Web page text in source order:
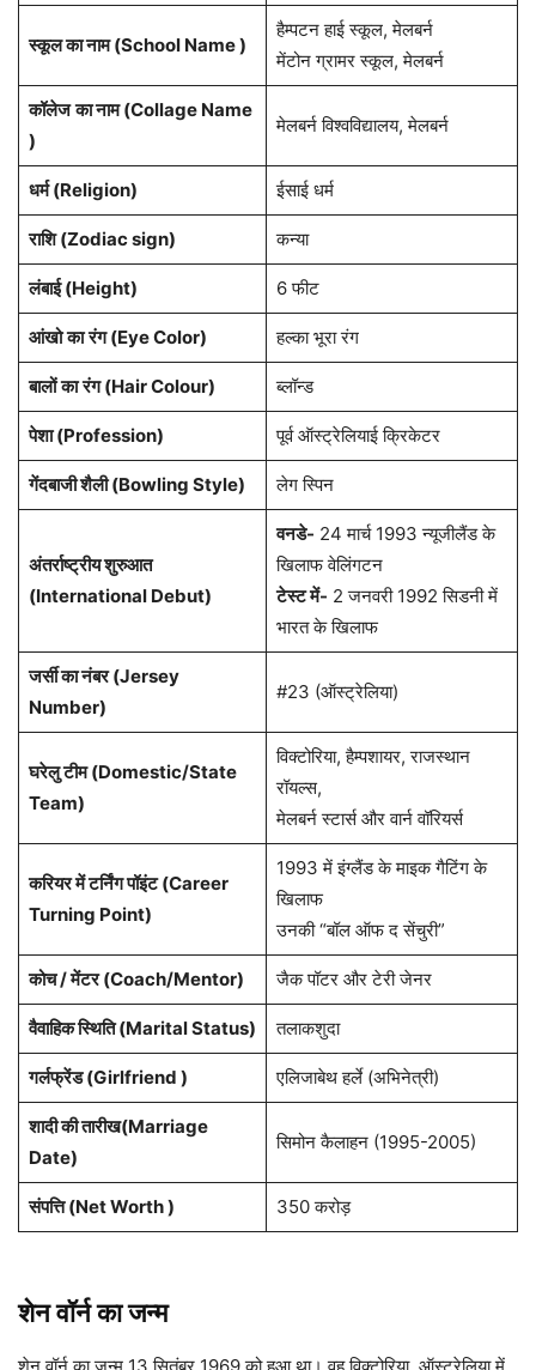
स्कूल का नाम (School Name )
हैम्पटन हाई स्कूल, मेलबर्न
मेंटोन ग्रामर स्कूल, मेलबर्न
कॉलेज का नाम (Collage Name
)
मेलबर्न विश्वविद्यालय, मेलबर्न
धर्म (Religion) ईसाई धर्म
राशि (Zodiac sign) कन्या
लंबाई (Height) 6 फीट
आंखो का रंग (Eye Color) हल्का भूरा रंग
बालों का रंग (Hair Colour) ब्लॉन्ड
पेशा (Profession) पूर्व ऑस्ट्रेलियाई क्रिकेटर
गेंदबाजी शैली (Bowling Style) लेग स्पिन
अंतर्राष्ट्रीय शुरुआत
(International Debut)
वनडे- 24 मार्च 1993 न्यूजीलैंड के
खिलाफ वेलिंगटन
टेस्ट में- 2 जनवरी 1992 सिडनी में
भारत के खिलाफ
जर्सी का नंबर (Jersey
Number)
#23 (ऑस्ट्रेलिया)
घरेलु टीम (Domestic/State
Team)
विक्टोरिया, हैम्पशायर, राजस्थान
रॉयल्स,
मेलबर्न स्टार्स और वार्न वॉरियर्स
करियर में टर्निंग पॉइंट (Career
Turning Point)
1993 में इंग्लैंड के माइक गैटिंग के
खिलाफ
उनकी “बॉल ऑफ द सेंचुरी”
कोच / मेंटर (Coach/Mentor) जैक पॉटर और टेरी जेनर
वैवाहिक स्थिति (Marital Status) तलाकशुदा
गर्लफ्रेंड (Girlfriend ) एलिजाबेथ हर्ले (अभिनेत्री)
शादी की तारीख(Marriage
Date)
सिमोन कैलाहन (1995-2005)
संपत्ति (Net Worth ) 350 करोड़
शेन वॉर्न का जन्म